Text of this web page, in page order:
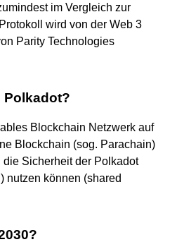
im Vergleich zur
wird von der Web 3
Parity Technologies
Polkadot?
Blockchain Netzwerk auf
Blockchain (sog. Parachain)
Sicherheit der Polkadot
nutzen können (shared